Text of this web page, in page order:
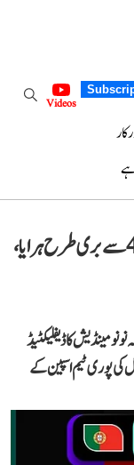
Videos
فیفا عالمی کپ 2026: بلجیم نے امریکہ کو 1-4 سے بری طرح ہرایا،
مینڈیش کا ڈیفلیکٹیڈ
کی پوری ٹیم اسپین کے